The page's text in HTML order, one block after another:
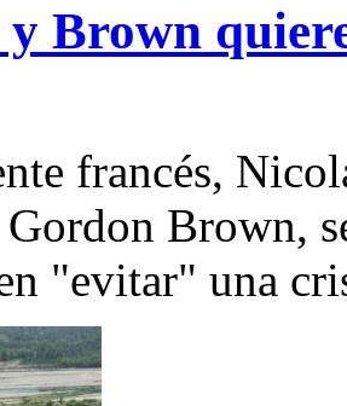
Brown
francés,
Brown,
"evitar" una